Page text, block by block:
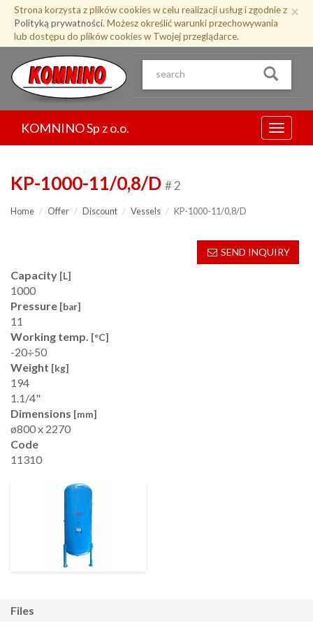
Przejdź
treści
×
Strona korzysta z plików cookies w celu realizacji usług i zgodnie z
Polityką prywatności. Możesz określić warunki przechowywania
lub dostępu do plików cookies w Twojej przeglądarce.
Menu
KOMNINO Sp z o.o.
KP-1000-11/0,8/D # 2
Home Offer Discount Vessels KP-1000-11/0,8/D
SEND INQUIRY
Capacity [L]
1000
Pressure [bar]
11
Working temp. [°C]
-20÷50
Weight [kg]
194
1.1/4"
Dimensions [mm]
ø800 x 2270
Code
11310
files